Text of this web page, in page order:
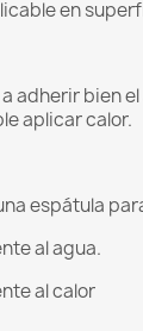
en
adherir bien
aplicar calor.
espátula
al agua.
al calor